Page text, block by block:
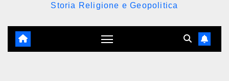
Storia Religione e Geopolitica